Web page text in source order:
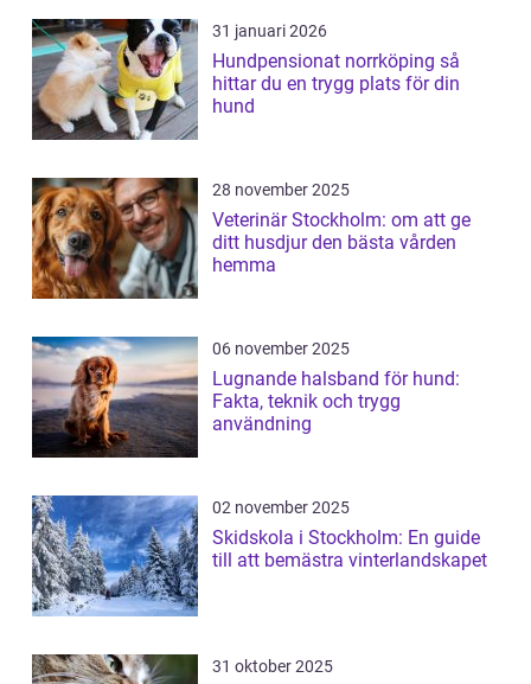
31 januari 2026
Hundpensionat norrköping så
hittar du en trygg plats för din
hund
28 november 2025
Veterinär Stockholm: om att ge
ditt husdjur den bästa vården
hemma
06 november 2025
Lugnande halsband för hund:
Fakta, teknik och trygg
användning
02 november 2025
Skidskola i Stockholm: En guide
till att bemästra vinterlandskapet
31 oktober 2025